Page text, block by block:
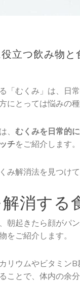
立つ飲み物
「むくみ」は、日
にとっては悩みの種
、 むくみを日常的
チをご紹介します。
み解消法を見つけて
消する
朝起きたら顔がパ
をご紹介します。
リウムやビタミン
ことで、体内の余